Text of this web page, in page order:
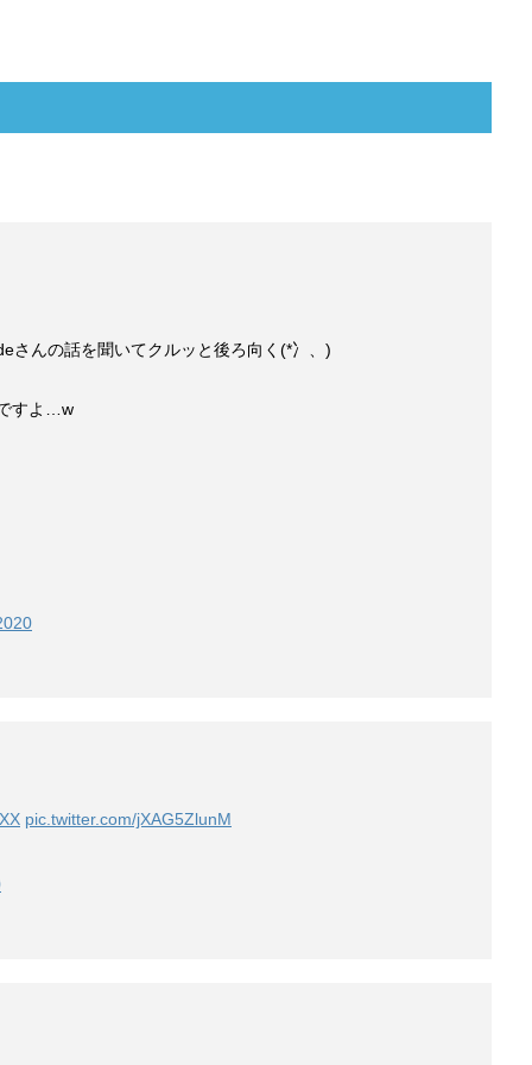
さんの話を聞いてクルッと後ろ向く(*冫、)
すよ…w
pic.twitter.com/jXAG5ZlunM